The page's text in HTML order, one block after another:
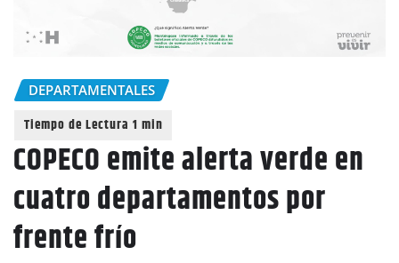
DEPARTAMENTALES
COPECO emite alerta verde en
cuatro departamentos por
frente frío